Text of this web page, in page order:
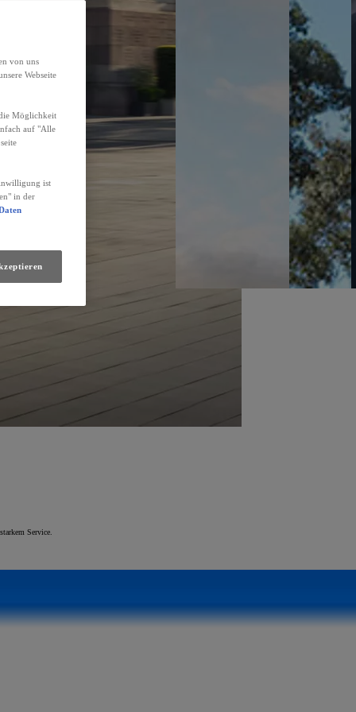
Service.
von uns
Webseite
Möglichkeit
auf "Alle
ist
in der